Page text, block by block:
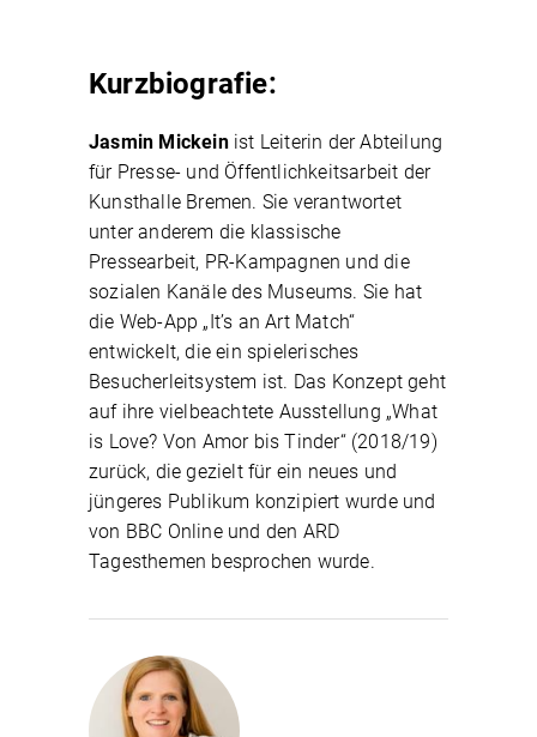
Kurzbiografie:
Jasmin Mickeinist Leiterin der Abteilung
für Presse- und Öffentlichkeitsarbeit der
Kunsthalle Bremen. Sie verantwortet
unter anderem die klassische
Pressearbeit, PR-Kampagnen und die
sozialen Kanäle des Museums. Sie hat
die Web-App „It’s an Art Match“
entwickelt, die ein spielerisches
Besucherleitsystem ist. Das Konzept geht
auf ihre vielbeachtete Ausstellung „What
is Love? Von Amor bis Tinder“ (2018/19)
zurück, die gezielt für ein neues und
jüngeres Publikum konzipiert wurde und
von BBC Online und den ARD
Tagesthemen besprochen wurde.